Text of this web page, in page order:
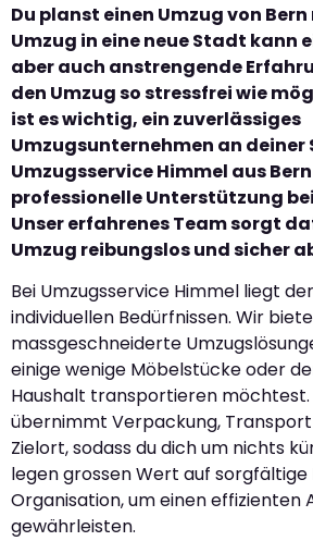
Du planst einen Umzug von Bern
Umzug in eine neue Stadt kann
aber auch anstrengende
den Umzug so stressfrei wie
ist es wichtig, ein zuverlässiges
Umzugsunternehmen an deiner
Umzugsservice Himmel aus
professionelle Unterstützung
Unser erfahrenes Team sorgt
Umzug reibungslos und sicher
Bei Umzugsservice Himmel liegt
individuellen Bedürfnissen. Wir
massgeschneiderte
einige wenige Möbelstücke oder
Haushalt transportieren möchtest.
übernimmt Verpackung,
Zielort, sodass du dich um nichts
legen grossen Wert auf sorgfältige
Organisation, um einen effizienten
gewährleisten.